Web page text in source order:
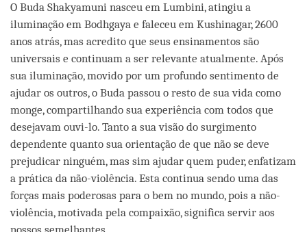
O Buda Shakyamuni nasceu em Lumbini, atingiu a
iluminação em Bodhgaya e faleceu em Kushinagar, 2600
anos atrás, mas acredito que seus ensinamentos são
universais e continuam a ser relevante atualmente. Após
sua iluminação, movido por um profundo sentimento de
ajudar os outros, o Buda passou o resto de sua vida como
monge, compartilhando sua experiência com todos que
desejavam ouvi-lo. Tanto a sua visão do surgimento
dependente quanto sua orientação de que não se deve
prejudicar ninguém, mas sim ajudar quem puder, enfatizam
a prática da não-violência. Esta continua sendo uma das
forças mais poderosas para o bem no mundo, pois a não-
violência, motivada pela compaixão, significa servir aos